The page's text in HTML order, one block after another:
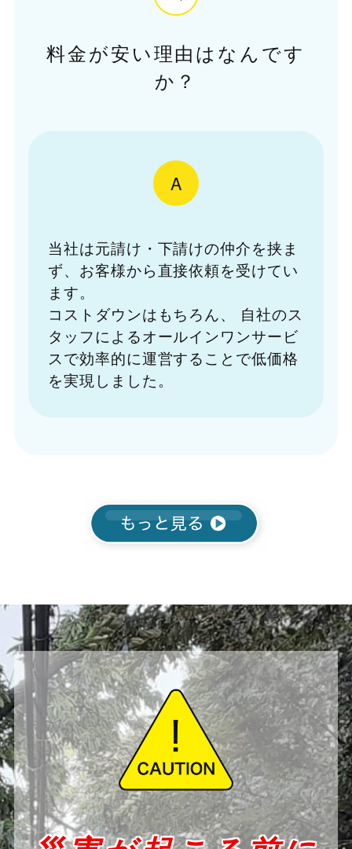
料金が安い理由はなんです
か？
A
当社は元請け・下請けの仲介を挟ま
ず、お客様から直接依頼を受けてい
ます。
コストダウンはもちろん、
自社のス
タッフによるオールインワンサービ
スで効率的に運営することで低価格
を実現しました。